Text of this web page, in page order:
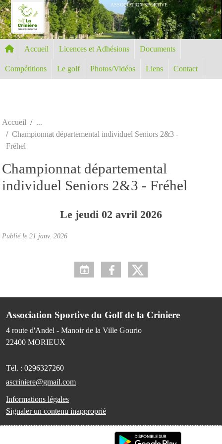
ASSOCIATION SPORTIVE
Accueil Licences et Adhésions Documents
Compétitions Le golf Photos/Vidéos Liens Contact
Accueil
Championnat départemental individuel Seniors 2&3 -
Fréhel
Championnat départemental
individuel Seniors 2&3 - Fréhel
Le jeudi 02 avril 2026
Publié le 21 janv. 2026
Association Sportive du Golf de la Criniere
4 route d'Andel - Manoir de la Ville Gourio
22400 MORIEUX
Tél. : 0296327260
ascriniere@gmail.com
Informations légales
Signaler un contenu inapproprié
Panneau de gestion des cookies